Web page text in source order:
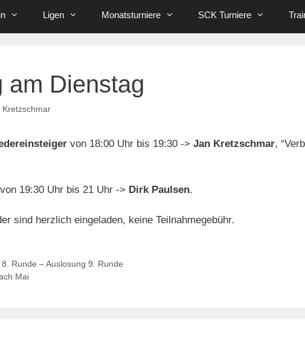
Ligen Monatsturniere SCK Turniere
am Dienstag
Kretzschmar
von 18:00 Uhr bis 19:30 -> Jan Kretzschmar,
von 19:30 Uhr bis 21 Uhr -> Dirk Paulsen.
sind herzlich eingeladen, keine Teilnahmegebühr.
Runde – Auslosung 9. Runde
Mai